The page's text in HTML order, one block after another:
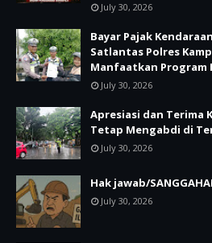
July 30, 2026
Bayar Pajak
Satlantas Polres
Manfaatkan Program
July 30, 2026
Apresiasi dan Terima
Tetap Mengabdi di
July 30, 2026
Hak jawab/
July 30, 2026